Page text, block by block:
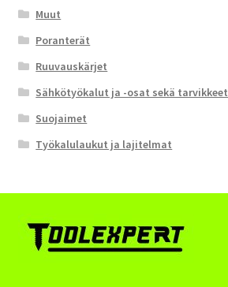
Muut
Poranterät
Ruuvauskärjet
Sähkötyökalut ja -osat sekä tarvikkeet
Suojaimet
Työkalulaukut ja lajitelmat